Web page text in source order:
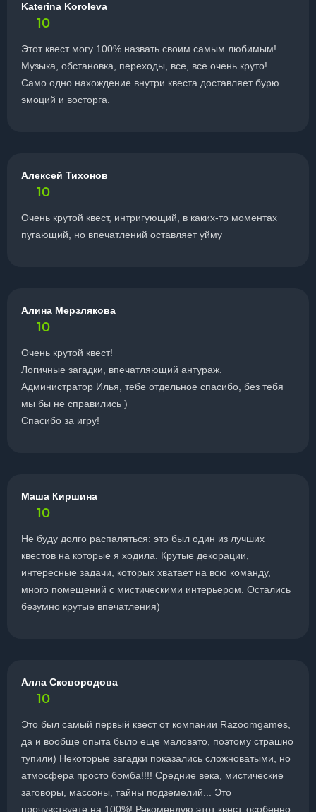
Katerina Koroleva
10
Этот квест могу 100% назвать своим самым любимым!
Музыка, обстановка, переходы, все, все очень круто!
Само одно нахождение внутри квеста доставляет бурю
эмоций и восторга.
Алексей Тихонов
10
Очень крутой квест, интригующий, в каких-то моментах
пугающий, но впечатлений оставляет уйму
Алина Мерзлякова
10
Очень крутой квест!
Логичные загадки, впечатляющий антураж.
Администратор Илья, тебе отдельное спасибо, без тебя
мы бы не справились )
Спасибо за игру!
Маша Киршина
10
Не буду долго распаляться: это был один из лучших
квестов на которые я ходила. Крутые декорации,
интересные задачи, которых хватает на всю команду,
много помещений с мистическими интерьером. Остались
безумно крутые впечатления)
Алла Сковородова
10
Это был самый первый квест от компании Razoomgames,
да и вообще опыта было еще маловато, поэтому страшно
тупили) Некоторые загадки показались сложноватыми, но
атмосфера просто бомба!!!! Средние века, мистические
заговоры, массоны, тайны подземелий... Это
прочувствуете на 100%! Рекомендую этот квест, особенно